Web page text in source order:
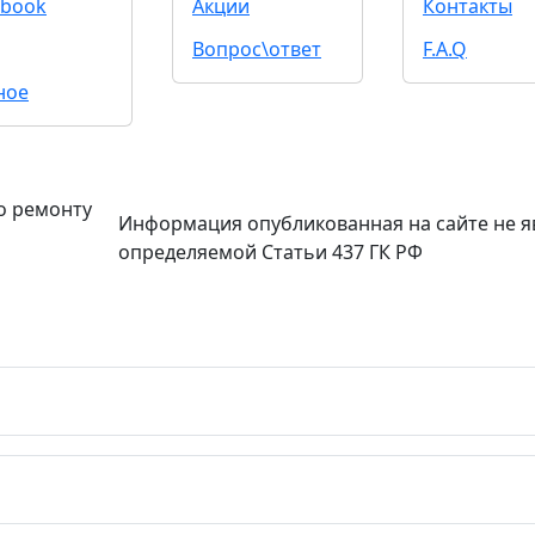
Акции
Вопрос\ответ
Контакты
F.A.Q
ремонту
Информация опубликованная на сайте не
определяемой Статьи 437 ГК РФ